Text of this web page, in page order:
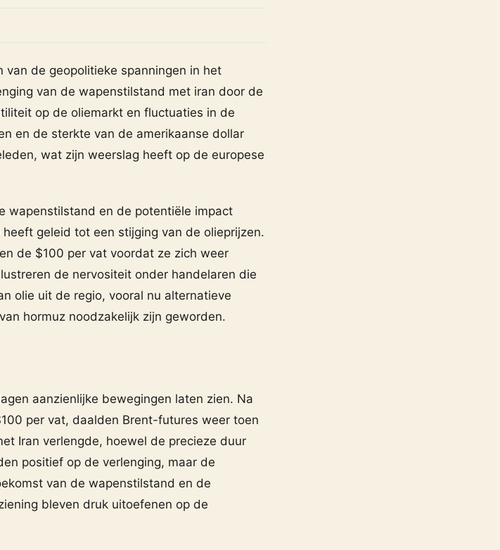
de geopolitieke spanningen in het
van de wapenstilstand met iran door de
op de oliemarkt en fluctuaties in de
en de sterkte van de amerikaanse dollar
wat zijn weerslag heeft op de europese
wapenstilstand en de potentiële impact
geleid tot een stijging van de olieprijzen.
de $100 per vat voordat ze zich weer
de nervositeit onder handelaren die
olie uit de regio, vooral nu alternatieve
hormuz noodzakelijk zijn geworden.
aanzienlijke bewegingen laten zien. Na
per vat, daalden Brent-futures weer toen
Iran verlengde, hoewel de precieze duur
positief op de verlenging, maar de
van de wapenstilstand en de
bleven druk uitoefenen op de